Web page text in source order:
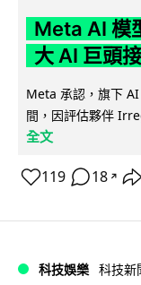
Meta AI 模
大 AI 巨頭
Meta 承認，旗下
間，因評估夥伴
全文
119 18 ↗
科技娛樂 科技新